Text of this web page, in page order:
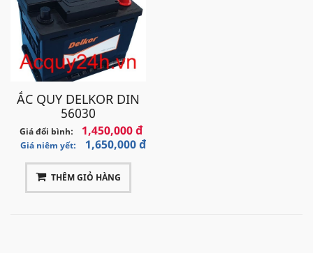
ẮC QUY DELKOR DIN
56030
Giá đổi bình: 1,450,000 đ
Giá niêm yết: 1,650,000 đ
THÊM GIỎ HÀNG